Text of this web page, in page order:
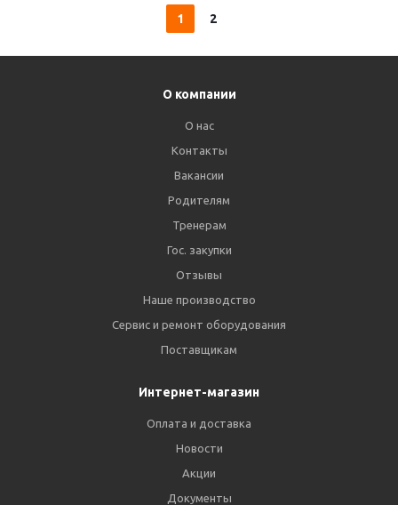
1 2
О компании
О нас
Контакты
Вакансии
Родителям
Тренерам
Гос. закупки
Отзывы
Наше производство
Сервис и ремонт оборудования
Поставщикам
Интернет-магазин
Оплата и доставка
Новости
Акции
Документы